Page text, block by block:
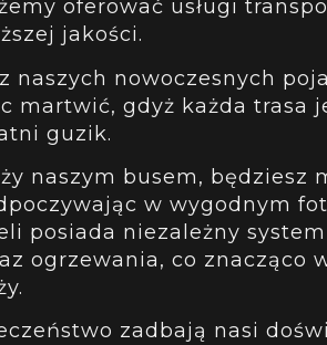
oferować usługi
jakości.
naszych nowoczesnych
martwić, gdyż każda trasa
guzik.
naszym busem, będziesz
w wygodnym
posiada niezależny system
ogrzewania, co znacząco
zadbają nasi